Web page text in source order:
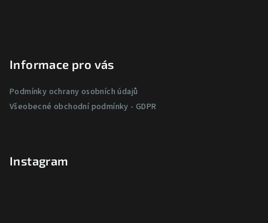
Informace pro vás
Podmínky ochrany osobních údajů
Všeobecné obchodní podmínky - GDPR
Instagram